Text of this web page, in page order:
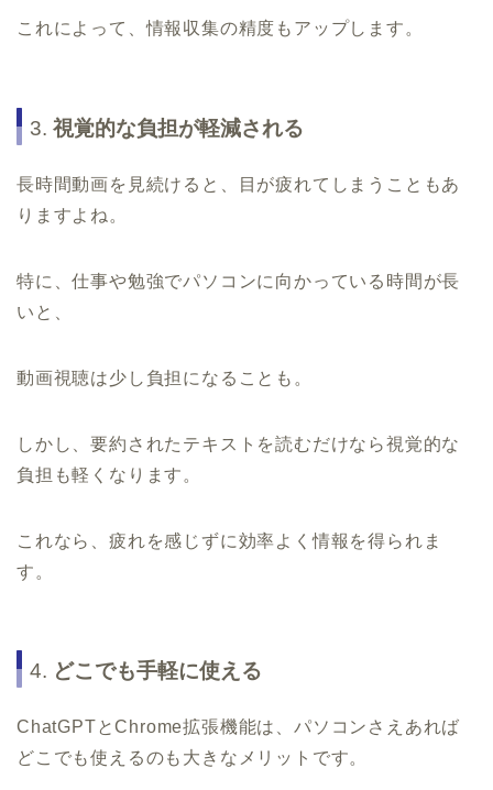
これによって、情報収集の精度もアップします。
3. 視覚的な負担が軽減される
長時間動画を見続けると、目が疲れてしまうこともあ
りますよね。
特に、仕事や勉強でパソコンに向かっている時間が長
いと、
動画視聴は少し負担になることも。
しかし、要約されたテキストを読むだけなら視覚的な
負担も軽くなります。
これなら、疲れを感じずに効率よく情報を得られま
す。
4. どこでも手軽に使える
ChatGPTとChrome拡張機能は、パソコンさえあれば
どこでも使えるのも大きなメリットです。